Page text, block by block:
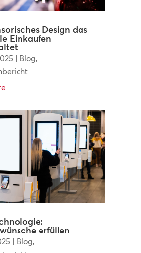
Design das
Einkaufen
| Blog,
erfüllen
| Blog,